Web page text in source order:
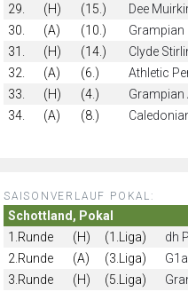
29.
(H) (15.) Dee
30.
(A) (10.) Grampian
31.
(H) (14.) Clyde
32.
(A) (6.) Athletic
33.
(H) (4.) Grampian
34.
(A) (8.)
SAISONVERLAUF POKAL:
Schottland, Pokal
1.Runde
(H) (1.Liga) dh
2.Runde
(A) (3.Liga)
3.Runde
(H) (5.Liga)